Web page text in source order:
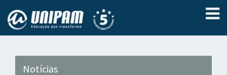
Notícias